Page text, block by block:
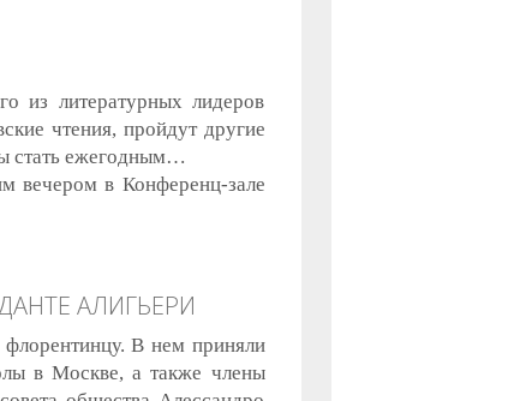
из литературных лидеров
чтения, пройдут другие
стать ежегодным…
вечером в Конференц-зале
АЛИГЬЕРИ
В нем приняли
в Москве, а также члены